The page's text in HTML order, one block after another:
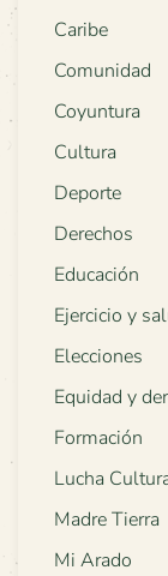
Caribe
Comunidad
Coyuntura
Cultura
Deporte
Derechos
Educación
Ejercicio y
Elecciones
Equidad y
Formación
Lucha
Madre Tierra
Mi Arado